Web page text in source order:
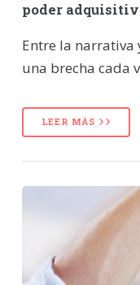
poder
Entre la narrativa
una brecha cada
LEER MÁS